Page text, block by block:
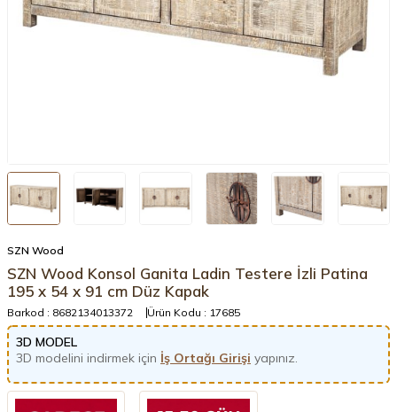
SZN Wood
SZN Wood Konsol Ganita Ladin Testere İzli Patina
195 x 54 x 91 cm Düz Kapak
Barkod : 8682134013372 Ürün Kodu : 17685
3D MODEL
3D modelini indirmek için İş Ortağı Girişi yapınız.